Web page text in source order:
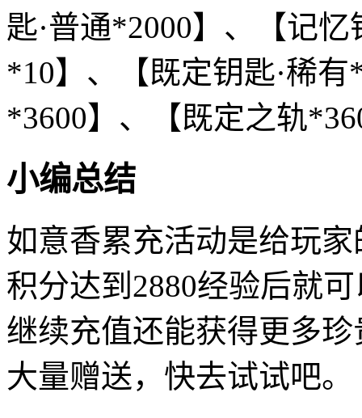
匙·普通*2000】、【记
*10】、【既定钥匙·稀
*3600】、【既定之轨
小编总结
如意香累充活动是给玩
积分达到2880经验后就
继续充值还能获得更多
大量赠送，快去试试吧。